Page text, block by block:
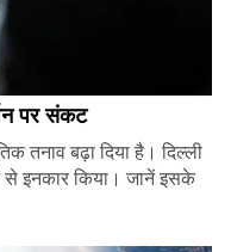
पर संकट
तनाव बढ़ा दिया है। दिल्ली
इनकार किया। जानें इसके